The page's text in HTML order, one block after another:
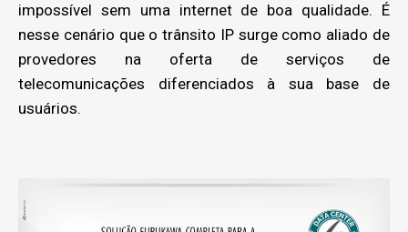
impossível sem uma internet de boa qualidade. É
nesse cenário que o trânsito IP surge como aliado de
provedores na oferta de serviços de
telecomunicações diferenciados à sua base de
usuários.